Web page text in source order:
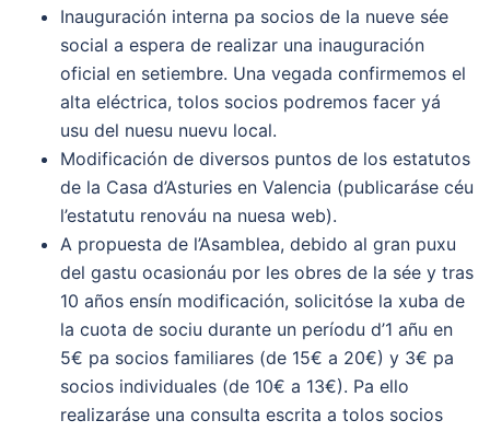
Inauguración interna pa socios de la nueve sée
social a espera de realizar una inauguración
oficial en setiembre. Una vegada confirmemos el
alta eléctrica, tolos socios podremos facer yá
usu del nuesu nuevu local.
Modificación de diversos puntos de los estatutos
de la Casa d’Asturies en Valencia (publicaráse céu
l’estatutu renováu na nuesa web).
A propuesta de l’Asamblea, debido al gran puxu
del gastu ocasionáu por les obres de la sée y tras
10 años ensín modificación, solicitóse la xuba de
la cuota de sociu durante un períodu d’1 añu en
5€ pa socios familiares (de 15€ a 20€) y 3€ pa
socios individuales (de 10€ a 13€). Pa ello
realizaráse una consulta escrita a tolos socios